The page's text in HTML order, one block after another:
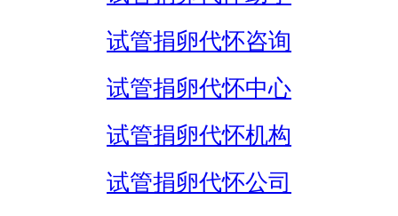
试管捐卵代怀咨询
试管捐卵代怀中心
试管捐卵代怀机构
试管捐卵代怀公司